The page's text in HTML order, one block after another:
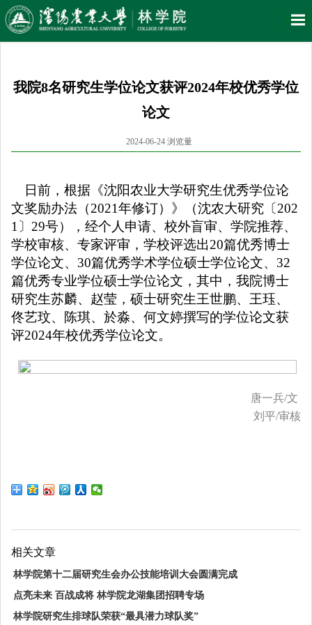
我院8名研究生学位论文获评2024年校优秀学位
论文
2024-06-24 浏览量
日前，根据《沈阳农业大学研究生优秀学位论
文奖励办法（2021年修订）》（沈农大研究〔202
1〕29号），经个人申请、校外盲审、学院推荐、
学校审核、专家评审，学校评选出20篇优秀博士
学位论文、 30篇优秀学术学位硕士学位论文、 32
篇优秀专业学位硕士学位论文，其中，我院博士
研究生苏麟、赵莹，硕士研究生王世鹏、王珏、
佟艺玟、陈琪、於淼、何文婷撰写的学位论文获
评2024年校优秀学位论文。
唐一兵/文
刘平/审核
相关文章
林学院第十二届研究生会办公技能培训大会圆满完成
点亮未来 百战成将 林学院龙湖集团招聘专场
林学院研究生排球队荣获“最具潜力球队奖”